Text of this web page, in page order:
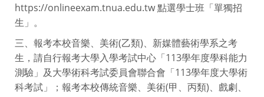
https://onlineexam.tnua.edu.tw 點選學士班「單獨招
生」。
三、報考本校音樂、美術(乙類)、新媒體藝術學系之考
生，請自行報考大學入學考試中心「113學年度學科能力
測驗」及大學術科考試委員會聯合會「113學年度大學術
科考試」；報考本校傳統音樂、美術(甲、丙類)、戲劇、